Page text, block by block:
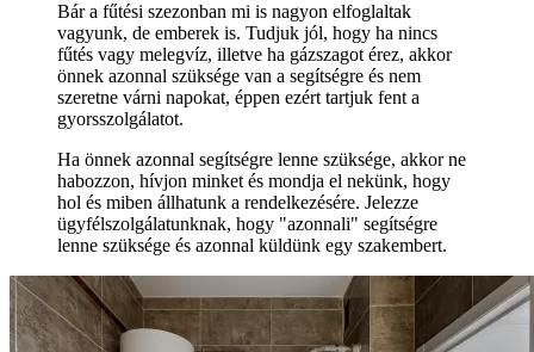
Bár a fűtési szezonban mi is nagyon elfoglaltak
vagyunk, de emberek is. Tudjuk jól, hogy ha nincs
fűtés vagy melegvíz, illetve ha gázszagot érez, akkor
önnek azonnal szüksége van a segítségre és nem
szeretne várni napokat, éppen ezért tartjuk fent a
gyorsszolgálatot.
Ha önnek azonnal segítségre lenne szüksége, akkor ne
habozzon, hívjon minket és mondja el nekünk, hogy
hol és miben állhatunk a rendelkezésére. Jelezze
ügyfélszolgálatunknak, hogy "azonnali" segítségre
lenne szüksége és azonnal küldünk egy szakembert.